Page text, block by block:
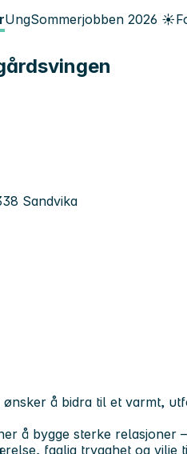
UngSommerjobben 2026 ☀️
Sandvika
å bidra til et varmt,
å bygge sterke relasjoner
faglig trygghet og vilje